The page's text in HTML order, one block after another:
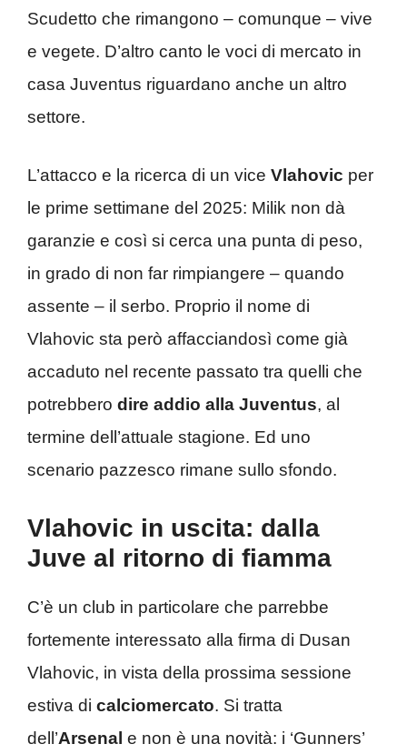
Scudetto che rimangono – comunque – vive
e vegete. D’altro canto le voci di mercato in
casa Juventus riguardano anche un altro
settore.
L’attacco e la ricerca di un vice Vlahovic per
le prime settimane del 2025: Milik non dà
garanzie e così si cerca una punta di peso,
in grado di non far rimpiangere – quando
assente – il serbo. Proprio il nome di
Vlahovic sta però affacciandosì come già
accaduto nel recente passato tra quelli che
potrebbero dire addio alla Juventus, al
termine dell’attuale stagione. Ed uno
scenario pazzesco rimane sullo sfondo.
Vlahovic in uscita: dalla
Juve al ritorno di fiamma
C’è un club in particolare che parrebbe
fortemente interessato alla firma di Dusan
Vlahovic, in vista della prossima sessione
estiva di calciomercato. Si tratta
dell’Arsenal e non è una novità: i ‘Gunners’